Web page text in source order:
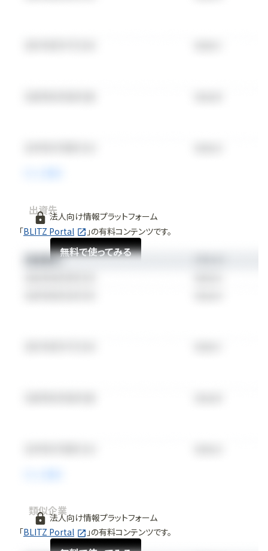
法人向け情報プラットフォーム
「BLITZ Portal 」の有料コンテンツです。
無料で使ってみる
出資先
法人向け情報プラットフォーム
「BLITZ Portal 」の有料コンテンツです。
類似企業